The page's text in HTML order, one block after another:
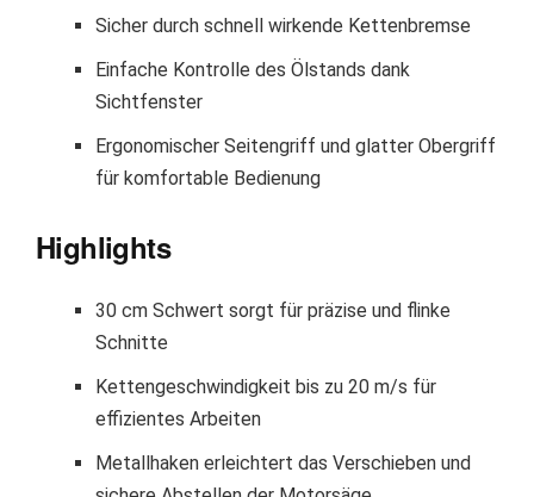
Sicher durch schnell wirkende Kettenbremse
Einfache Kontrolle des Ölstands dank
Sichtfenster
Ergonomischer Seitengriff und glatter Obergriff
für komfortable Bedienung
Highlights
30 cm Schwert sorgt für präzise und flinke
Schnitte
Kettengeschwindigkeit bis zu 20 m/s für
effizientes Arbeiten
Metallhaken erleichtert das Verschieben und